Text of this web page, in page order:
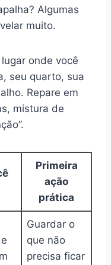
Algumas
muito.
onde você
seu quarto, sua
Repare em
mistura de
Primeira
ação
prática
Guardar o
que não
precisa ficar